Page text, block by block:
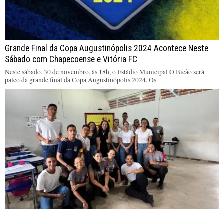
Grande Final da Copa Augustinópolis 2024 Acontece Neste
Sábado com Chapecoense e Vitória FC
Neste sábado, 30 de novembro, às 18h, o Estádio Municipal O Bicão será
palco da grande final da Copa Augustinópolis 2024. Os